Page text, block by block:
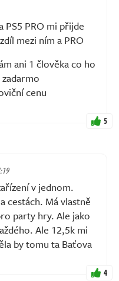
PRO mi přijde
mezi ním a PRO
ani 1 člověka co ho
cenu
5
v jednom.
cestách. Má vlastně
party hry. Ale jako
Ale 12,5k mi
by tomu ta Baťova
4